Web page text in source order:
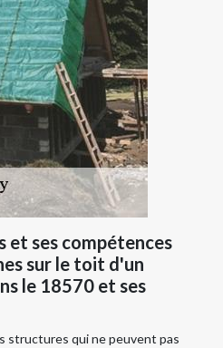
et ses compétences
sur le toit d'un
le 18570 et ses
structures qui ne peuvent pas